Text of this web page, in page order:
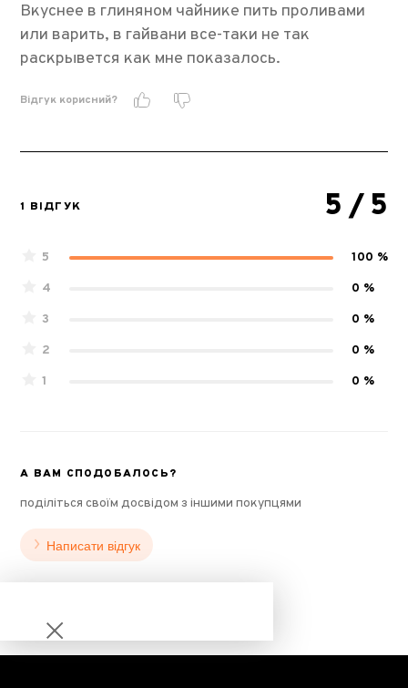
Вкуснее в глиняном чайнике пить проливами
или варить, в гайвани все-таки не так
раскрывется как мне показалось.
Відгук корисний?
1 ВІДГУК 5 / 5
5
100 %
4
0 %
3
0 %
2
0 %
1
0 %
А ВАМ СПОДОБАЛОСЬ?
поділіться своїм досвідом з іншими покупцями
Написати відгук